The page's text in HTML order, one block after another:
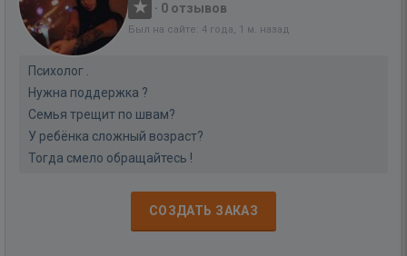
· 0 отзывов
Был на сайте: 4 года, 1 м. назад
Психолог .
Нужна поддержка ?
Семья трещит по швам?
У ребёнка сложный возраст?
Тогда смело обращайтесь !
СОЗДАТЬ ЗАКАЗ